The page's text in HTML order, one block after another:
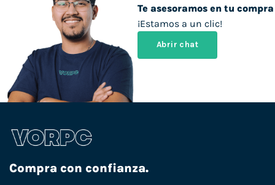
Te asesoramos en tu compra
¡Estamos a un clic!
Abrir chat
Compra con confianza.